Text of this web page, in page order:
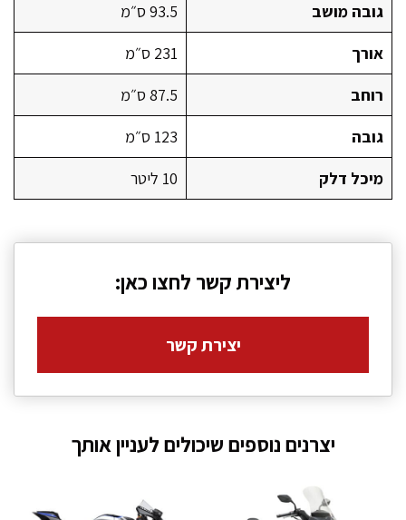
גובה מושב
93.5 ס״מ
אורך
231 ס״מ
רוחב
87.5 ס״מ
גובה
123 ס״מ
מיכל דלק
10 ליטר
ליצירת קשר לחצו כאן:
יצירת קשר
יצרנים נוספים שיכולים לעניין אותך